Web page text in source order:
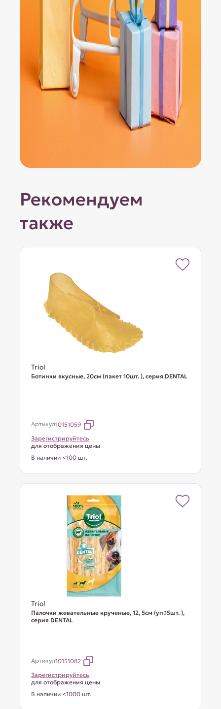
Рекомендуем
также
Triol
Ботинки вкусные, 20см (пакет 10шт. ), серия DENTAL
Артикул10151059
Зарегистрируйтесь
для отображения цены
В наличии <100 шт.
Triol
Палочки жевательные крученые, 12, 5см (уп.15шт. ),
серия DENTAL
Артикул10151082
Зарегистрируйтесь
для отображения цены
В наличии <1000 шт.